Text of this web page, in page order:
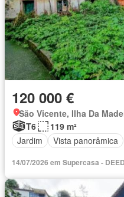
120 000 €
São Vicente, Ilha Da
T6
119 m²
Jardim
Vista panorâmica
14/07/2026 em Supercasa -